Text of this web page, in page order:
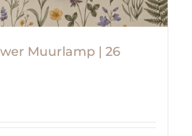
Muurlamp | 26